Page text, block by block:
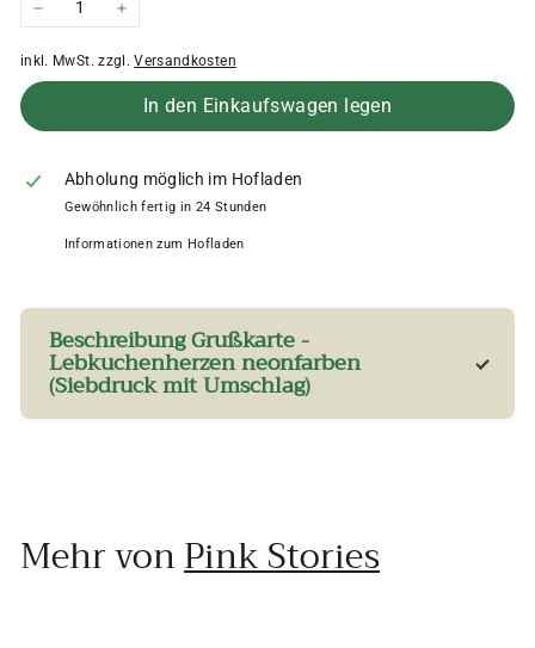
inkl. MwSt. zzgl.Versandkosten
In den Einkaufswagen legen
Abholung möglich im Hofladen
Gewöhnlich fertig in 24 Stunden
Informationen zum Hofladen
Beschreibung Grußkarte -
Lebkuchenherzen neonfarben
(Siebdruck mit Umschlag)
Mehr vonPink Stories